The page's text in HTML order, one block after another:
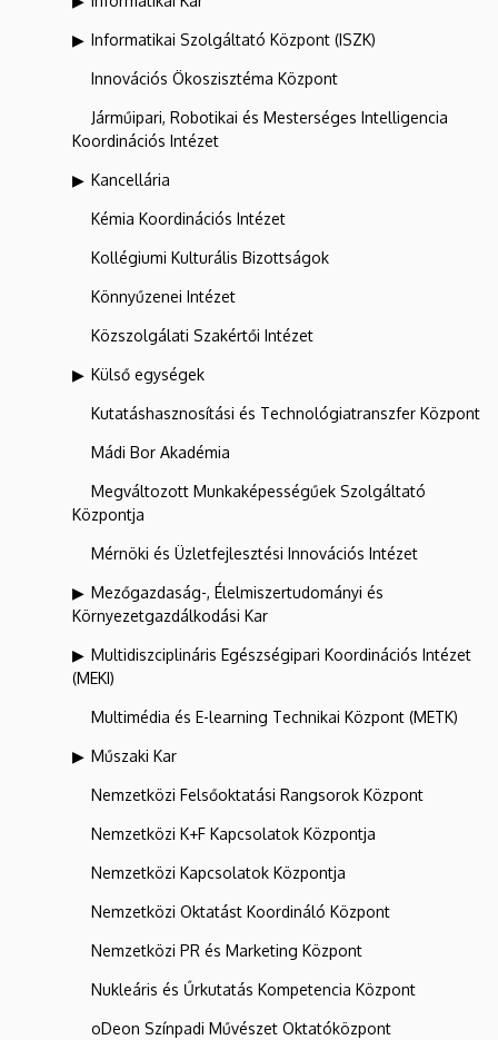
Informatikai Szolgáltató Központ (ISZK)
Innovációs Ökoszisztéma Központ
Járműipari, Robotikai és Mesterséges Intelligencia
Koordinációs Intézet
Kancellária
Kémia Koordinációs Intézet
Kollégiumi Kulturális Bizottságok
Könnyűzenei Intézet
Közszolgálati Szakértői Intézet
Külső egységek
Kutatáshasznosítási és Technológiatranszfer Központ
Mádi Bor Akadémia
Megváltozott Munkaképességűek Szolgáltató
Központja
Mérnöki és Üzletfejlesztési Innovációs Intézet
Mezőgazdaság-, Élelmiszertudományi és
Környezetgazdálkodási Kar
Multidiszciplináris Egészségipari Koordinációs Intézet
(MEKI)
Multimédia és E-learning Technikai Központ (METK)
Műszaki Kar
Nemzetközi Felsőoktatási Rangsorok Központ
Nemzetközi K+F Kapcsolatok Központja
Nemzetközi Kapcsolatok Központja
Nemzetközi Oktatást Koordináló Központ
Nemzetközi PR és Marketing Központ
Nukleáris és Űrkutatás Kompetencia Központ
oDeon Színpadi Művészet Oktatóközpont